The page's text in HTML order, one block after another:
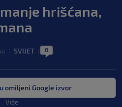
hrišćana,
SVIJET 0
omiljeni Google izvor
Više